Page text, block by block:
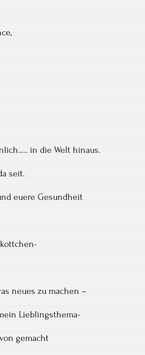
in die Welt hinaus.
seit.
euere Gesundheit
neues zu machen –
Lieblingsthema-
gemacht